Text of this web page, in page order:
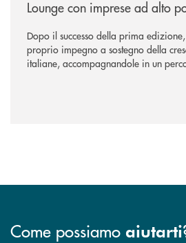
Lounge con imprese ad alto
Dopo il successo della prima
proprio impegno a sostegno della
italiane, accompagnandole in un
Come possiamo aiutarti